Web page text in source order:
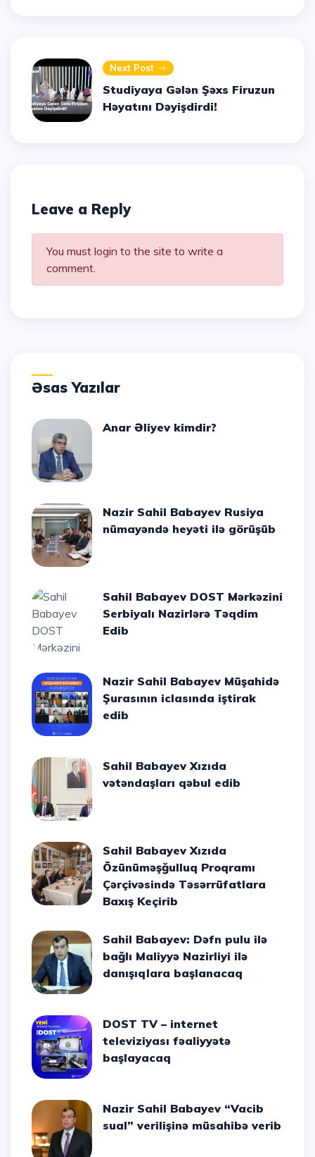
Next Post
Studiyaya Gələn Şəxs Firuzun
Həyatını Dəyişdirdi!
Leave a Reply
You must login to the site to write a
comment.
Əsas Yazılar
Anar Əliyev kimdir?
Nazir Sahil Babayev Rusiya
nümayəndə heyəti ilə görüşüb
Sahil Babayev DOST Mərkəzini
Serbiyalı Nazirlərə Təqdim
Edib
Nazir Sahil Babayev Müşahidə
Şurasının iclasında iştirak
edib
Sahil Babayev Xızıda
vətəndaşları qəbul edib
Sahil Babayev Xızıda
Özünüməşğulluq Proqramı
Çərçivəsində Təsərrüfatlara
Baxış Keçirib
Sahil Babayev: Dəfn pulu ilə
bağlı Maliyyə Nazirliyi ilə
danışıqlara başlanacaq
DOST TV – internet
televiziyası fəaliyyətə
başlayacaq
Nazir Sahil Babayev “Vacib
sual” verilişinə müsahibə verib